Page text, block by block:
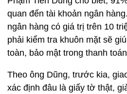
quan đến tài khoản ngân
ngân hàng có giá trị trên 10
phải kiểm tra khuôn mặt sẽ
toàn, bảo mật trong thanh
Theo ông Dũng, trước kia,
xác định đâu là giấy tờ thật,